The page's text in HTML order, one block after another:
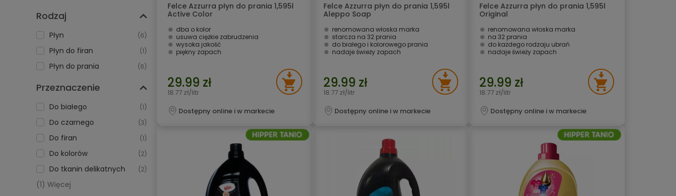
Rodzaj
Płyn (6)
Płyn do firan (1)
Płyn do prania (6)
Przeznaczenie
Do białego (1)
Do czarnego (3)
Do firan (1)
Do kolorów (2)
Do tkanin delikatnych (2)
(1) Więcej
Felce Azzurra płyn do prania 1,595l
Active Color
dba o kolor
usuwa ciężkie zabrudzenia
wysoka jakość
piękny zapach
29.99 zł
18.77 zł/litr
Dostępny online i w markecie
Felce Azzurra płyn do prania 1,595l
Aleppo Soap
renomowana włoska marka
starcza na 32 prania
do białego i kolorowego prania
nadaje świeży zapach
29.99 zł
18.77 zł/litr
Dostępny online i w markecie
Felce Azzurra płyn do prania 1,595l
Original
renomowana włoska marka
na 32 prania
do każdego rodzaju ubrań
nadaje świeży zapach
29.99 zł
18.77 zł/litr
Dostępny online i w markecie